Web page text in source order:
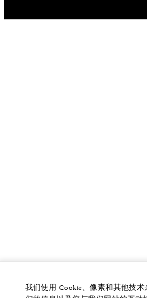
我们使用 Cookie、像素和其他技